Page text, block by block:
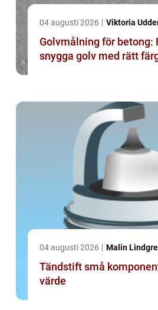
04 augusti 2026 Viktoria
Golvmålning för betong:
snygga golv med rätt
04 augusti 2026 Malin
Tändstift små komponenter med stort
värde